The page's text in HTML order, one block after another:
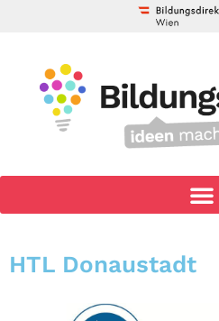
HTL Donaustadt